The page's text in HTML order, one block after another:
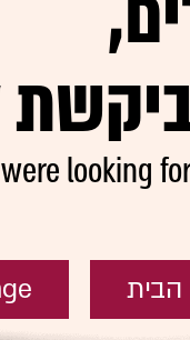
looking